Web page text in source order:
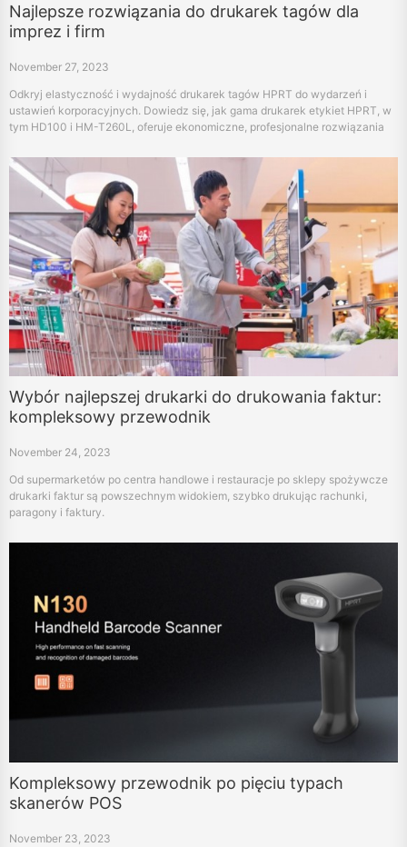
Najlepsze rozwiązania do drukarek tagów dla
imprez i firm
November 27, 2023
Odkryj elastyczność i wydajność drukarek tagów HPRT do wydarzeń i
ustawień korporacyjnych. Dowiedz się, jak gama drukarek etykiet HPRT, w
tym HD100 i HM-T260L, oferuje ekonomiczne, profesjonalne rozwiązania
Wybór najlepszej drukarki do drukowania faktur:
kompleksowy przewodnik
November 24, 2023
Od supermarketów po centra handlowe i restauracje po sklepy spożywcze
drukarki faktur są powszechnym widokiem, szybko drukując rachunki,
paragony i faktury.
Kompleksowy przewodnik po pięciu typach
skanerów POS
November 23, 2023